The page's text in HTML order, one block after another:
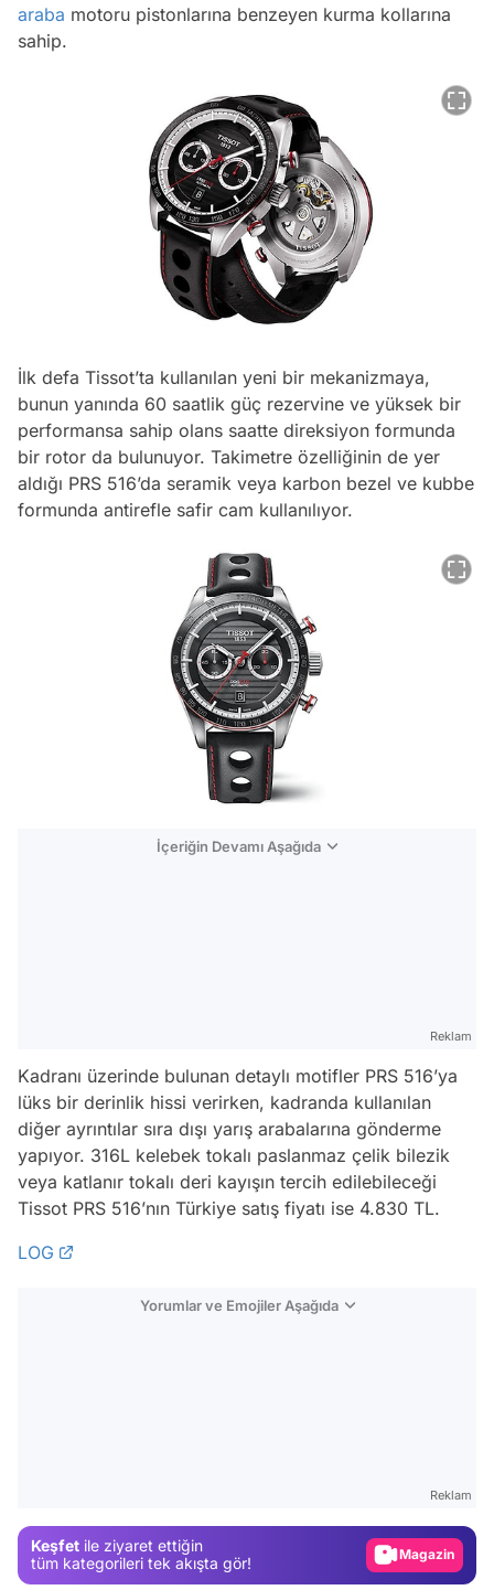
araba motoru pistonlarına benzeyen kurma kollarına
sahip.
İlk defa Tissot’ta kullanılan yeni bir mekanizmaya,
bunun yanında 60 saatlik güç rezervine ve yüksek bir
performansa sahip olans saatte direksiyon formunda
bir rotor da bulunuyor. Takimetre özelliğinin de yer
aldığı PRS 516’da seramik veya karbon bezel ve kubbe
formunda antirefle safir cam kullanılıyor.
İçeriğin Devamı Aşağıda
Reklam
Kadranı üzerinde bulunan detaylı motifler PRS 516’ya
lüks bir derinlik hissi verirken, kadranda kullanılan
diğer ayrıntılar sıra dışı yarış arabalarına gönderme
yapıyor. 316L kelebek tokalı paslanmaz çelik bilezik
veya katlanır tokalı deri kayışın tercih edilebileceği
Tissot PRS 516’nın Türkiye satış fiyatı ise 4.830 TL.
LOG
Yorumlar ve Emojiler Aşağıda
Reklam
Keşfet ile ziyaret ettiğin
tüm kategorileri tek akışta gör!
Magazin